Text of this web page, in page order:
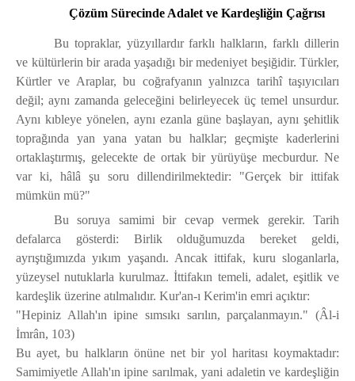
Çözüm Sürecinde Adalet ve Kardeşliğin Çağrısı
Bu topraklar, yüzyıllardır farklı halkların, farklı dillerin
ve kültürlerin bir arada yaşadığı bir medeniyet beşiğidir. Türkler,
Kürtler ve Araplar, bu coğrafyanın yalnızca tarihî taşıyıcıları
değil; aynı zamanda geleceğini belirleyecek üç temel unsurdur.
Aynı kıbleye yönelen, aynı ezanla güne başlayan, aynı şehitlik
toprağında yan yana yatan bu halklar; geçmişte kaderlerini
ortaklaştırmış, gelecekte de ortak bir yürüyüşe mecburdur. Ne
var ki, hâlâ şu soru dillendirilmektedir: "Gerçek bir ittifak
mümkün mü?"
Bu soruya samimi bir cevap vermek gerekir. Tarih
defalarca gösterdi: Birlik olduğumuzda bereket geldi,
ayrıştığımızda yıkım yaşandı. Ancak ittifak, kuru sloganlarla,
yüzeysel nutuklarla kurulmaz. İttifakın temeli, adalet, eşitlik ve
kardeşlik üzerine atılmalıdır. Kur'an-ı Kerim'in emri açıktır:
"Hepiniz Allah'ın ipine sımsıkı sarılın, parçalanmayın." (Âl-i
İmrân, 103)
Bu ayet, bu halkların önüne net bir yol haritası koymaktadır:
Samimiyetle Allah'ın ipine sarılmak, yani adaletin ve kardeşliğin